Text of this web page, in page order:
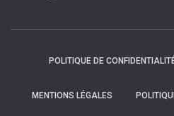
POLITIQUE DE
MENTIONS LÉGALES